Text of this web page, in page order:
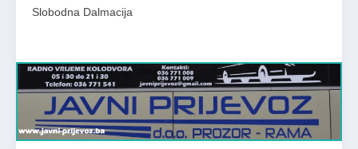
Slobodna Dalmacija